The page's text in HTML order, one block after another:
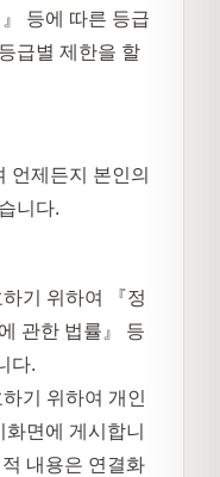
등에 따른 등급
급별 제한을 할
언제든지 본인의
니다.
기 위하여 『정
관한 법률』 등
다.
기 위하여 개인
화면에 게시합니
내용은 연결화